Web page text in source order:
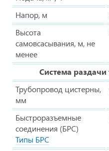
Напор, м
Высота
самовсасывания, м, не
менее
Система
Трубопровод цистерны,
мм
Быстроразъемные
соединения (БРС)
Типы БРС